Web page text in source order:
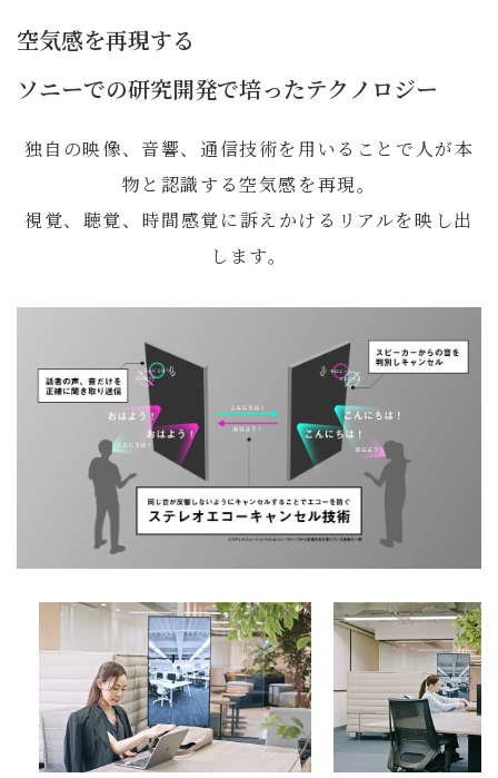
空気感を再現する
ソニーでの研究開発で培ったテクノロジー
独自の映像、音響、通信技術を用いることで人が本
物と認識する空気感を再現。
視覚、聴覚、時間感覚に訴えかけるリアルを映し出
します。